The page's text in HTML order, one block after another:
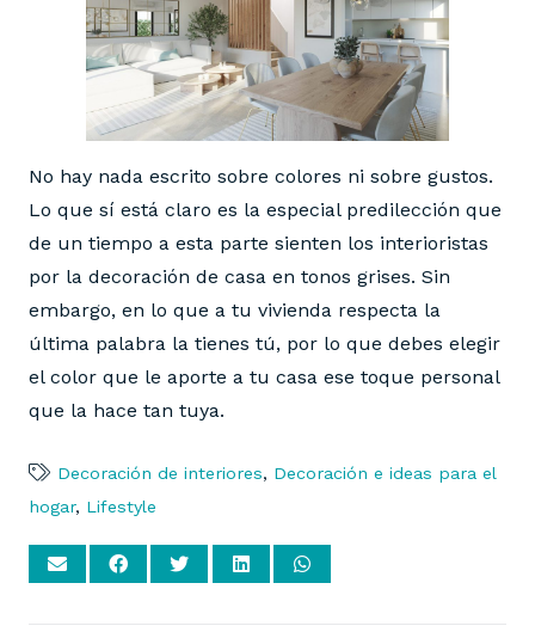
No hay nada escrito sobre colores ni sobre gustos.
Lo que sí está claro es la especial predilección que
de un tiempo a esta parte sienten los interioristas
por la decoración de casa en tonos grises. Sin
embargo, en lo que a tu vivienda respecta la
última palabra la tienes tú, por lo que debes elegir
el color que le aporte a tu casa ese toque personal
que la hace tan tuya.
Decoración de interiores, Decoración e ideas para el
hogar, Lifestyle